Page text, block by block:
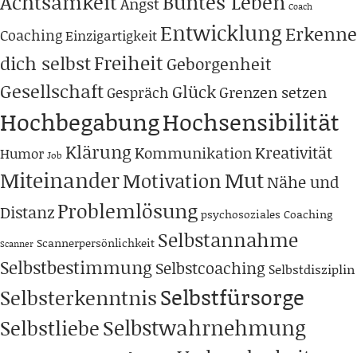
Coach
CoachingEinzigartigkeit EntwicklungErkenne
dich selbstFreiheit Geborgenheit
GesellschaftGespräch GlückGrenzen setzen
HochbegabungHochsensibilität
Humor Job KlärungKommunikationKreativität
MiteinanderMotivationMutNähe und
DistanzProblemlösungpsychosoziales Coaching
Scanner Scannerpersönlichkeit Selbstannahme
Selbstbestimmung Selbstcoaching Selbstdisziplin
SelbsterkenntnisSelbstfürsorge
SelbstliebeSelbstwahrnehmung